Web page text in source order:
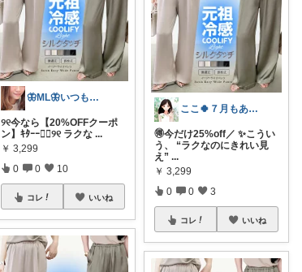
🦋ML🦋いつもありがとう💓
୨୧今なら【20%OFFクーポ
ン】ｷﾀｰｰ❤️‍🔥୨୧ ラクな ...
￥ 3,299
0 0 10
コレ いいね
ここ🍀７月もありがとう🍀
🉐今だけ25%off／ ✨こうい
う、 “ラクなのにきれい見
え” ...
￥ 3,299
0 0 3
コレ いいね